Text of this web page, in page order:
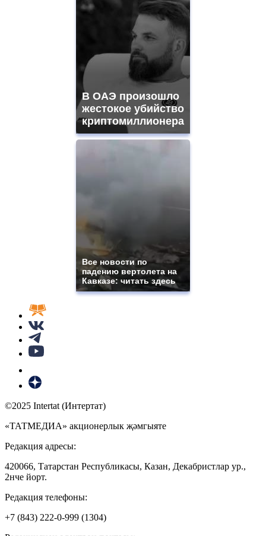
В ОАЭ произошло
жестокое убийство
криптомиллионера
Все новости по
падению вертолета на
Кавказе: читать здесь
©2025 Intertat (Интертат)
«ТАТМЕДИА» акционерлык җәмгыяте
Редакция адресы:
420066, Татарстан Республикасы, Казан, Декабристлар ур.,
2нче йорт.
Редакция телефоны:
+7 (843) 222-0-999 (1304)